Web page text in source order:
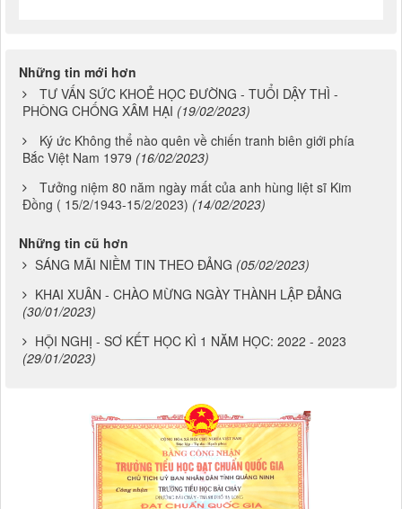
Những tin mới hơn
TƯ VẤN SỨC KHOẺ HỌC ĐƯỜNG - TUỔI DẬY THÌ -
PHÒNG CHỐNG XÂM HẠI (19/02/2023)
Ký ức Không thể nào quên về chiến tranh biên giới phía
Bắc Việt Nam 1979 (16/02/2023)
Tưởng niệm 80 năm ngày mất của anh hùng liệt sĩ Kim
Đồng ( 15/2/1943-15/2/2023) (14/02/2023)
Những tin cũ hơn
SÁNG MÃI NIỀM TIN THEO ĐẢNG (05/02/2023)
KHAI XUÂN - CHÀO MỪNG NGÀY THÀNH LẬP ĐẢNG
(30/01/2023)
HỘI NGHỊ - SƠ KẾT HỌC KÌ 1 NĂM HỌC: 2022 - 2023
(29/01/2023)